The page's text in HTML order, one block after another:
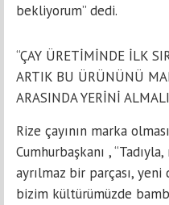
bekliyorum” dedi.
“ÇAY ÜRETİMİNDE İLK
ARTIK BU ÜRÜNÜNÜ
ARASINDA YERİNİ
Rize çayının marka
Cumhurbaşkanı ,
ayrılmaz bir parçası,
bizim kültürümüzde